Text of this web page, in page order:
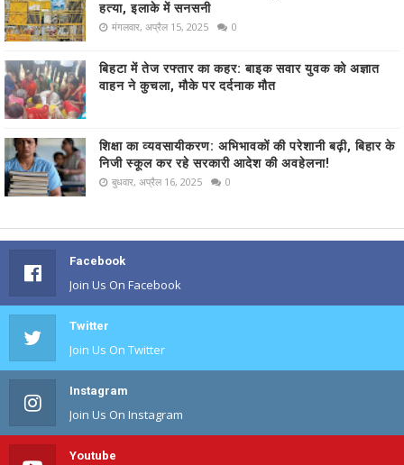
हत्या, इलाके में सनसनी
मंगलवार, अप्रैल 15, 2025 0
बिहटा में तेज रफ्तार का कहर: बाइक सवार युवक को अज्ञात
वाहन ने कुचला, मौके पर दर्दनाक मौत
शिक्षा का व्यवसायीकरण: अभिभावकों की परेशानी बढ़ी, बिहार के
निजी स्कूल कर रहे सरकारी आदेश की अवहेलना!
बुधवार, अप्रैल 16, 2025 0
Facebook
Join Us On Facebook
Twitter
Join Us On Twitter
Instagram
Join Us On Instagram
Youtube